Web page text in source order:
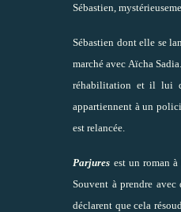
Sébastien,
Sébastien dont elle se
marché avec Aïcha
réhabilitation et il lui
appartiennent à un
est relancée.
Parjures est un roman
Souvent à prendre
déclarent que cela